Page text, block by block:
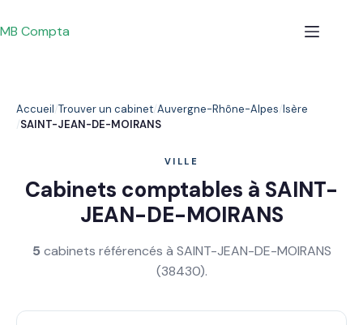
au
contenu
MB Compta
Accueil Trouver un cabinet Auvergne-Rhône-Alpes Isère
SAINT-JEAN-DE-MOIRANS
VILLE
Cabinets comptables à SAINT-
JEAN-DE-MOIRANS
5 cabinets référencés à SAINT-JEAN-DE-MOIRANS
(38430).